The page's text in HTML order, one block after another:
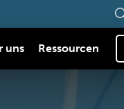
uns Ressourcen